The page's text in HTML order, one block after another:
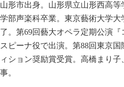
山形市出身。山形県立山形西高
学部声楽科卒業。東京藝術大学
了。第69回藝大オペラ定期公演
スピーナ役で出演。第88回東京
ィション奨励賞受賞。高橋まり
事。